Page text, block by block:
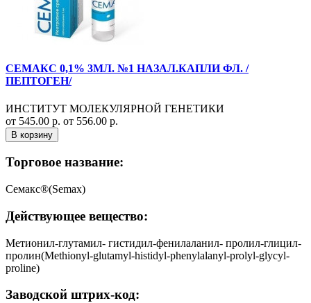
СЕМАКС 0,1% 3МЛ. №1 НАЗАЛ.КАПЛИ ФЛ. /
ПЕПТОГЕН/
ИНСТИТУТ МОЛЕКУЛЯРНОЙ ГЕНЕТИКИ
от 545.00 р. от 556.00 р.
В корзину
Торговое название:
Семакс®(Semax)
Действующее вещество:
Метионил-глутамил- гистидил-фенилаланил- пролил-глицил-
пролин(Methionyl-glutamyl-histidyl-phenylalanyl-prolyl-glycyl-
proline)
Заводской штрих-код: